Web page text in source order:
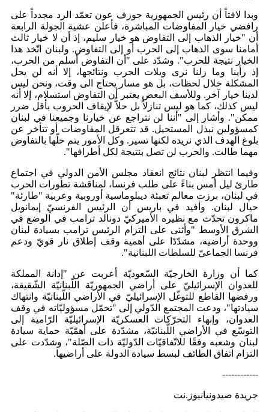
وبدا لافتاً أن رئيس الجمهورية جوزف عون تعمّد الرد مجدداً على
رافضي خيار المفاوضات المباشرة، فأعلن عشية الجولة الرابعة
أن "خيار الذهاب إلى التفاوض هو خيار سليم، إذ أن لا خيار ثالث
أمامنا سوى الذهاب إلى الحرب أو إلى التفاوض. ولبنان اتّخذ هذا
الخيار نتيجة للحرب". وشدّد على "أن التفاوض أسلم من الحرب،
إذ رأينا وما زلنا نرى ويلات الحرب ونتائجها، إلا أنه لن يحل
المشكلة خلال لحظات، بل هو مسار يحتاج الى وقت، ونحن ليس
لدينا خيار آخر. وللأسف البعض يعتبر أن التفاوض استسلام، إلا أنه
ليس كذلك، كما هو ليس تنازلاً بل حلاًّ لإيقاف الحروب بأقل ضرر
ممكن". وأشار إلى "أننا لن نتراجع عن خيارنا وجميعنا في لبنان
كمسؤولين نبذل المستحيل. قد تتعرقل المفاوضات أو تتأخر عن
بلوغ الهدف الذي نريده لكنها تسير. وكل الأمور يتم حلّها بالتفاوض
مهما طالت. والحرب لن تصل بنتيجة لكل أطرافها".
وفيما انتظر لبنان نتائج انعقاد مجلس الأمن الدولي في اجتماع
طارئ ليل أمس بناءً على طلب فرنسا، لمناقشة تطورات الحرب
في لبنان، برزت معالم تعبئة ديبلوماسية أوروبية وعربية "طارئة"
حيال لبنان. وأفيد في باريس أن الرئيس الفرنسيّ إيمانويل
ماكرون تحدّث مع نظيره الأميركيّ دونالد ترامب في الوضع في
الشرق الأوسط "وأثنى على التزام الرئيس ترامب بسيادة لبنان
ووحدة أراضيه، مشدّدًا على أهمية وقف إطلاق نار قويّ ودعم
فرنسا الجماعيّ للسلطات اللبنانية".
كما أن وزارة الخارجيّة السّعوديّة أعربت عن "إدانة المملكة
للعدوان الإسرائيليّ على أراضي الجمهوريّة اللّبنانيّة الشّقيقة،
ورفضها القاطع للتوغّل الإسرائيليّ في الأراضي اللّبنانيّة وانتهاك
سيادتها"، ودعت المجتمع الدّولي إلى "تحمّل مسؤوليّاته في وقف
العدوان، وإنهاء التحرّكات العسكريّة الإسرائيليّة الرّامية إلى
التوسّع في الأراضي اللّبنانيّة، مشدّدة على أهمّيّة حماية سيادة
لبنان وشعبه وفقًا للاتّفاقيّات الدّوليّة ذات الصّلة"، وشدّدت على
التزام اتفاق الطائف لبسط سيادة الدولة على أراضيها.
------------
جريدة صيدونيانيوز.نت